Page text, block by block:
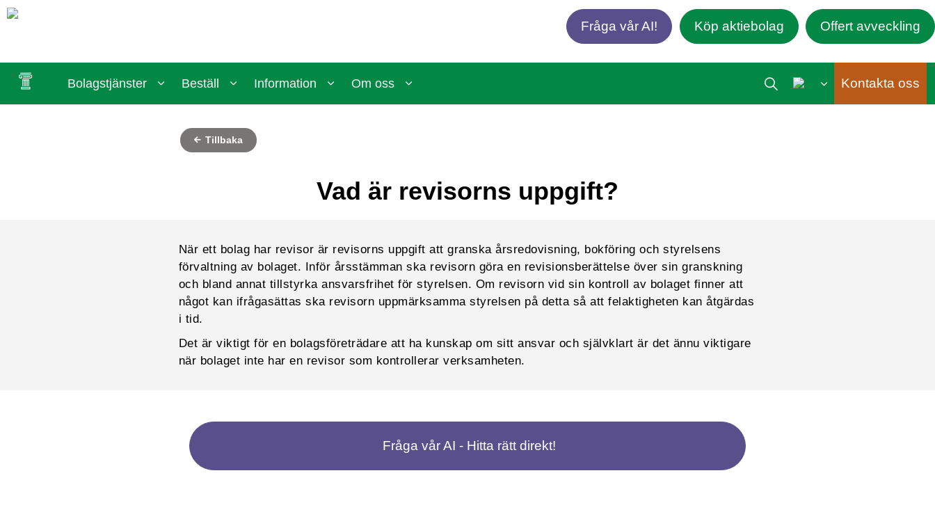
Bolagstjänster Beställ Information Om oss Kontakta oss
Fråga vår AI! Köp aktiebolag Offert avveckling
Tillbaka
Vad är revisorns uppgift?
När ett bolag har revisor är revisorns uppgift att granska årsredovisning, bokföring och styrelsens
förvaltning av bolaget. Inför årsstämman ska revisorn göra en revisionsberättelse över sin granskning
och bland annat tillstyrka ansvarsfrihet för styrelsen. Om revisorn vid sin kontroll av bolaget finner att
något kan ifrågasättas ska revisorn uppmärksamma styrelsen på detta så att felaktigheten kan åtgärdas
i tid.
Det är viktigt för en bolagsföreträdare att ha kunskap om sitt ansvar och självklart är det ännu viktigare
när bolaget inte har en revisor som kontrollerar verksamheten.
Fråga vår AI - Hitta rätt direkt!